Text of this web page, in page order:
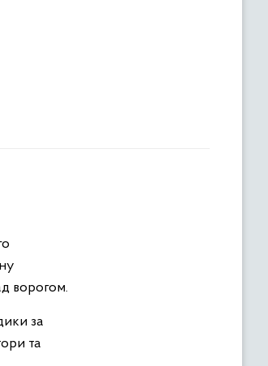
ворогом.
за
та